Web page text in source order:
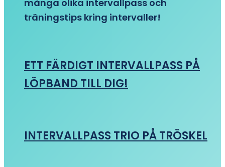
många olika intervallpass och
träningstips kring intervaller!
ETT FÄRDIGT INTERVALLPASS PÅ
LÖPBAND TILL DIG!
INTERVALLPASS TRIO PÅ TRÖSKEL